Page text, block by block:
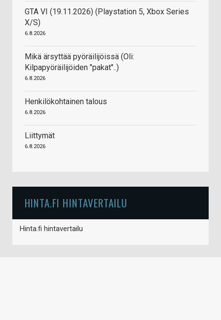
GTA VI (19.11.2026) (Playstation 5, Xbox Series
X/S)
6.8.2026
Mikä ärsyttää pyöräilijöissä (Oli:
Kilpapyöräilijöiden "pakat"..)
6.8.2026
Henkilökohtainen talous
6.8.2026
Liittymät
6.8.2026
HINTA.FI HINTAVERTAILU
Hinta.fi hintavertailu